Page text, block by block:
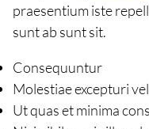
praesentium iste
sunt ab sunt sit.
Consequuntur
Molestiae excepturi
Ut quas et minima